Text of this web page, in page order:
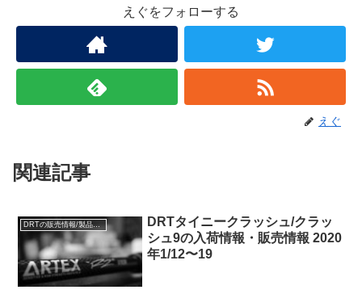
えぐをフォローする
えぐ
関連記事
DRTの販売情報/製品情報/NEWS
DRTタイニークラッシュ/クラッ
シュ9の入荷情報・販売情報 2020
年1/12〜19